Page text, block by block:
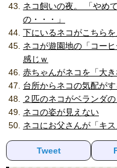
ネコ飼いの夜。 「やめ
の・・・」
下にいるネコがこちら
ネコが遊園地の「コー
感じｗ
赤ちゃんがネコを「大
台所からネコの気配がす
２匹のネコがベランダ
ネコの姿が見えない
ネコにお父さんが「キ
Tweet